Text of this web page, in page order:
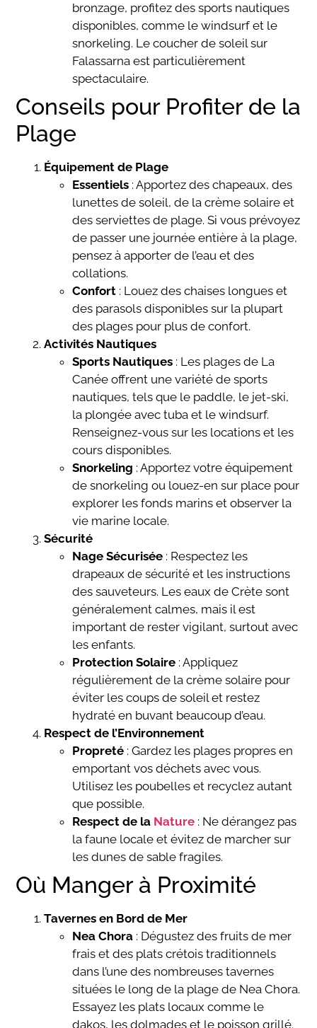
bronzage, profitez des sports nautiques
disponibles, comme le windsurf et le
snorkeling. Le coucher de soleil sur
Falassarna est particulièrement
spectaculaire.
Conseils pour Profiter de la
Plage
Équipement de Plage
Essentiels : Apportez des chapeaux, des
lunettes de soleil, de la crème solaire et
des serviettes de plage. Si vous prévoyez
de passer une journée entière à la plage,
pensez à apporter de l’eau et des
collations.
Confort : Louez des chaises longues et
des parasols disponibles sur la plupart
des plages pour plus de confort.
Activités Nautiques
Sports Nautiques : Les plages de La
Canée offrent une variété de sports
nautiques, tels que le paddle, le jet-ski,
la plongée avec tuba et le windsurf.
Renseignez-vous sur les locations et les
cours disponibles.
Snorkeling : Apportez votre équipement
de snorkeling ou louez-en sur place pour
explorer les fonds marins et observer la
vie marine locale.
Sécurité
Nage Sécurisée : Respectez les
drapeaux de sécurité et les instructions
des sauveteurs. Les eaux de Crète sont
généralement calmes, mais il est
important de rester vigilant, surtout avec
les enfants.
Protection Solaire : Appliquez
régulièrement de la crème solaire pour
éviter les coups de soleil et restez
hydraté en buvant beaucoup d’eau.
Respect de l’Environnement
Propreté : Gardez les plages propres en
emportant vos déchets avec vous.
Utilisez les poubelles et recyclez autant
que possible.
Respect de la Nature : Ne dérangez pas
la faune locale et évitez de marcher sur
les dunes de sable fragiles.
Où Manger à Proximité
Tavernes en Bord de Mer
Nea Chora : Dégustez des fruits de mer
frais et des plats crétois traditionnels
dans l’une des nombreuses tavernes
situées le long de la plage de Nea Chora.
Essayez les plats locaux comme le
dakos, les dolmades et le poisson grillé.